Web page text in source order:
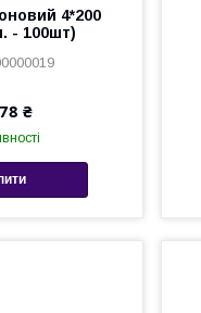
4*200
- 100шт)
₴